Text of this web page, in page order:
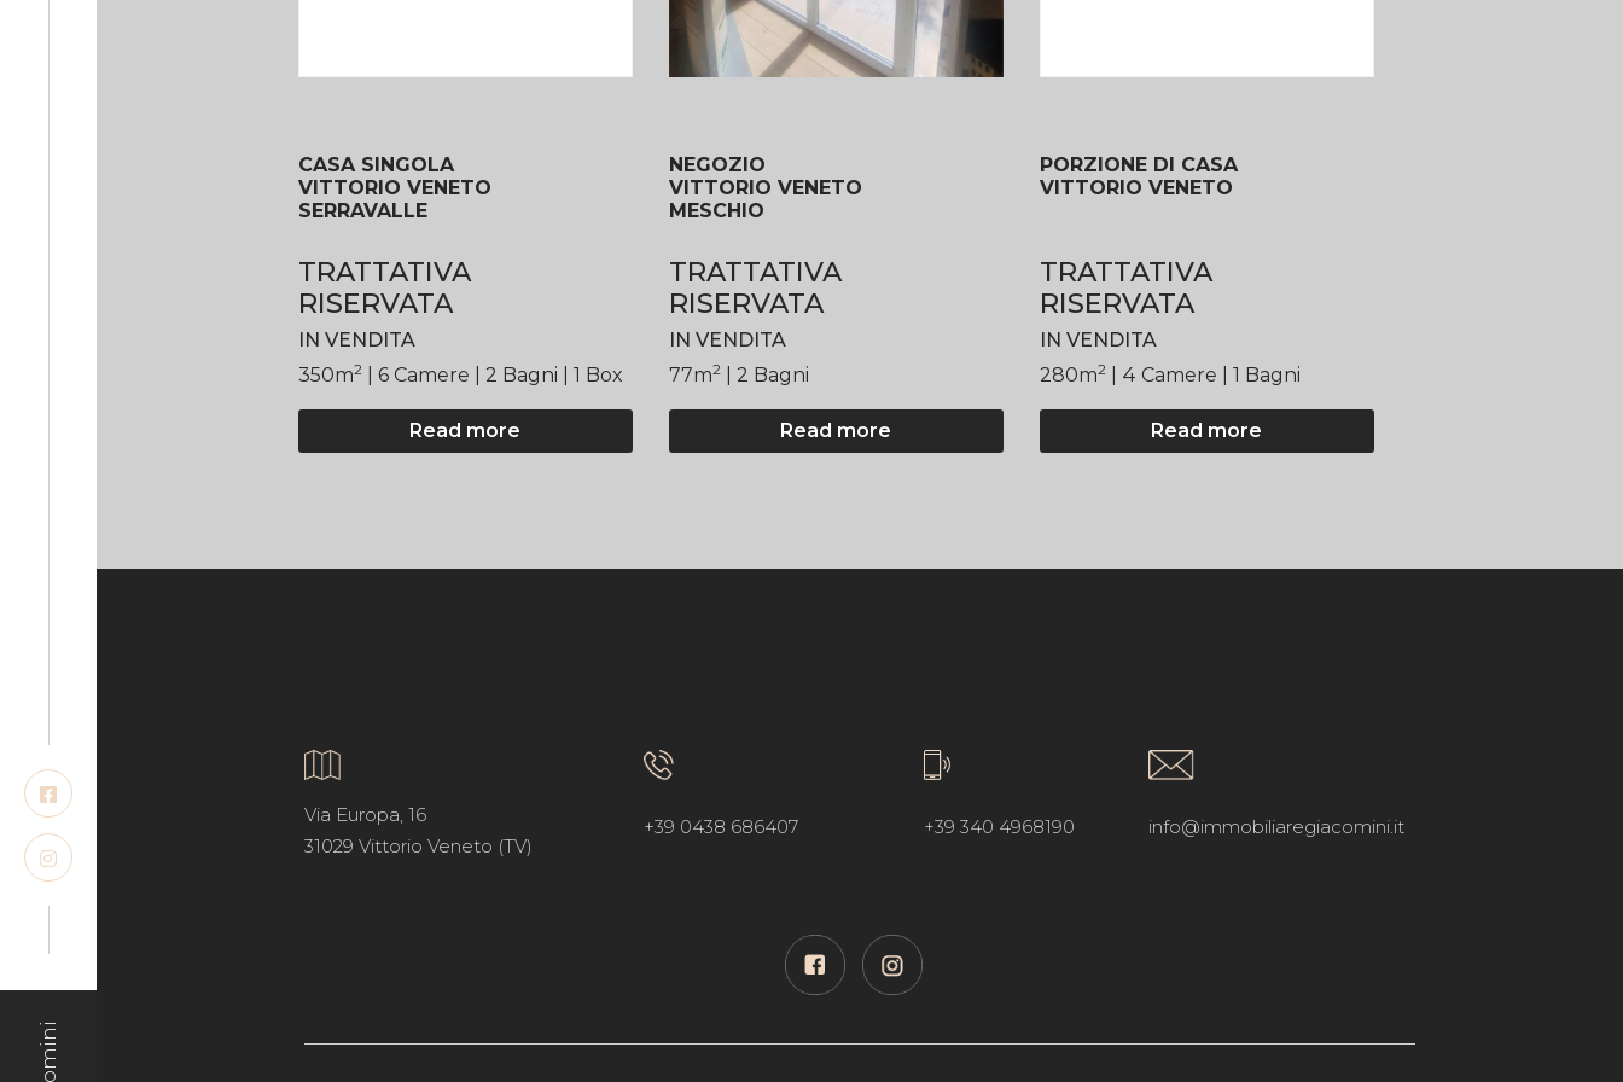
CASA SINGOLA
VITTORIO VENETO
SERRAVALLE
TRATTATIVA
RISERVATA
IN VENDITA
350m2 | 6 Camere | 2 Bagni | 1 Box
Read more
NEGOZIO
VITTORIO VENETO
MESCHIO
TRATTATIVA
RISERVATA
IN VENDITA
77m2 | 2 Bagni
Read more
PORZIONE DI CASA
VITTORIO VENETO
TRATTATIVA
RISERVATA
IN VENDITA
280m2 | 4 Camere | 1 Bagni
Read more
Via Europa, 16
31029 Vittorio Veneto (TV)
+39 0438 686407 +39 340 4968190 info@immobiliaregiacomini.it